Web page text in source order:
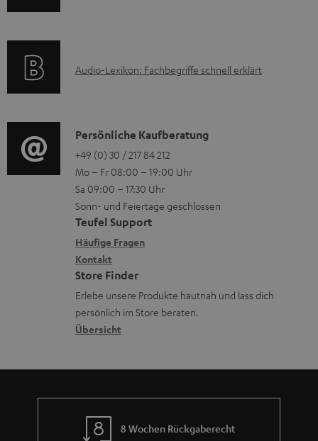
i
e
n
z
u
r
G
a
r
a
n
i
e
t
g
e
r
ä
t
e
R
ü
c
k
a
h
m
A
i
o
-
L
e
x
i
k
o
n
Audio-Lexikon: Fachbegriffe schnell erklärt
K
o
n
t
a
k
t
d
a
t
n
Persönliche Kaufberatung
+49 (0) 30 / 217 84 212
Mo – Fr 08:00 – 19:00 Uhr
Sa 09:00 – 17:30 Uhr
Sonn- und Feiertage geschlossen
Teufel Support
Häufige Fragen
Kontakt
Store Finder
Erlebe unsere Produkte hautnah und lass dich
persönlich im Store beraten.
Übersicht
8 Wochen Rückgaberecht